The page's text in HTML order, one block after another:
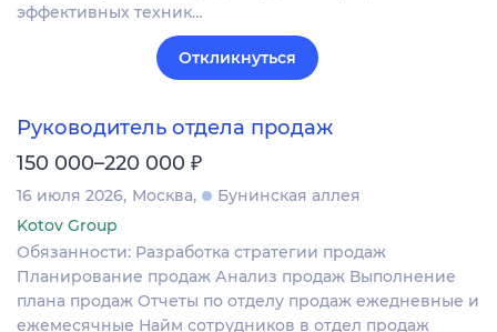
эффективных техник…
Откликнуться
Руководитель отдела продаж
150 000–220 000 ₽
16 июля 2026 Москва
Бунинская аллея
Kotov Group
Обязанности: Разработка стратегии продаж
Планирование продаж Анализ продаж Выполнение
плана продаж Отчеты по отделу продаж ежедневные и
ежемесячные Найм сотрудников в отдел продаж